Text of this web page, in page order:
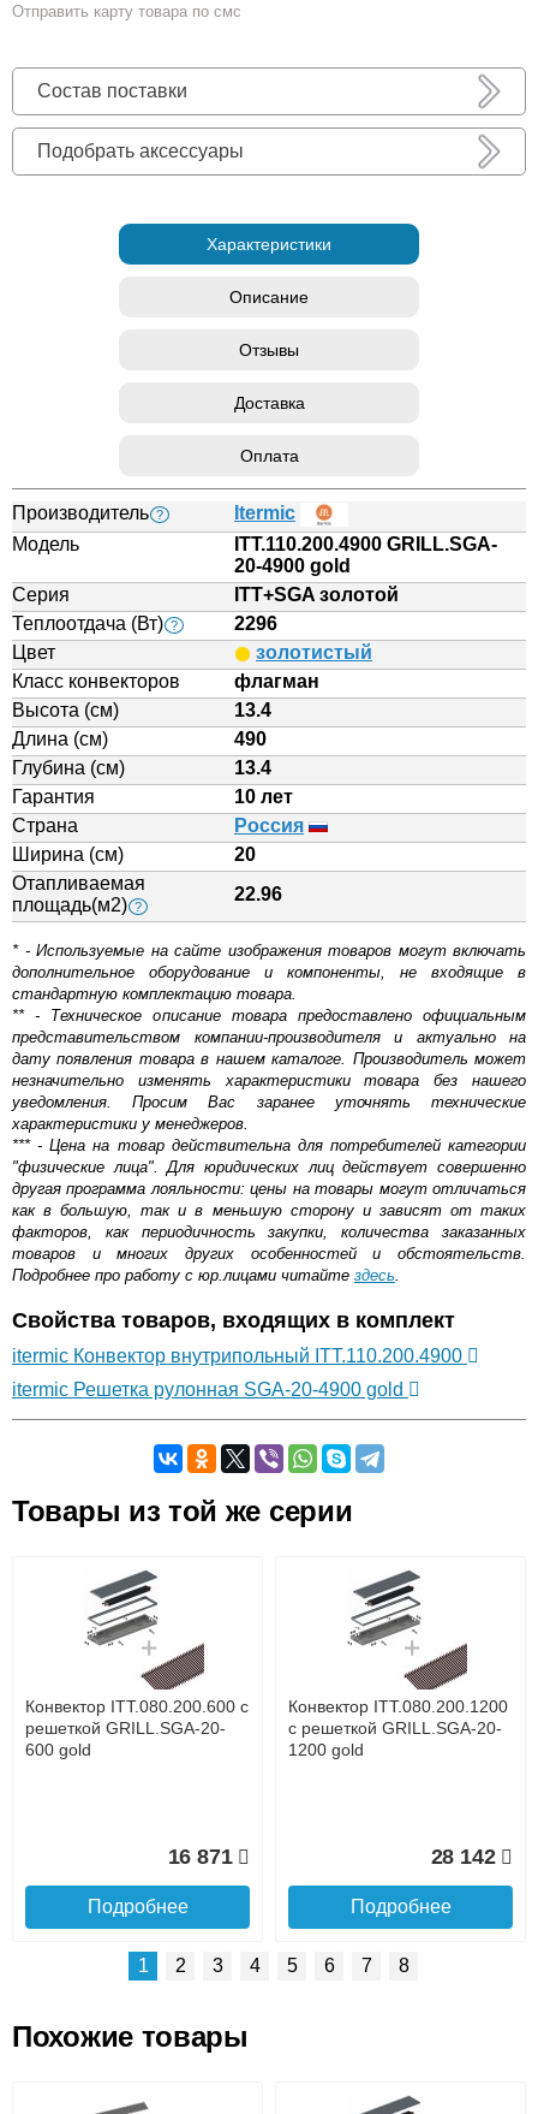
Отправить карту товара по смс
Состав поставки
Подобрать аксессуары
Характеристики
Описание
Отзывы
Доставка
Оплата
Производитель ?
Itermic
Модель
ITT.110.200.4900 GRILL.SGA-
20-4900 gold
Серия
ITT+SGA золотой
Теплоотдача (Вт) ?
2296
Цвет
золотистый
Класс конвекторов
флагман
Высота (см)
13.4
Длина (см)
490
Глубина (см)
13.4
Гарантия
10 лет
Страна
Россия
Ширина (см)
20
Отапливаемая
площадь(м2) ?
22.96
* - Используемые на сайте изображения товаров могут включать
дополнительное оборудование и компоненты, не входящие в
стандартную комплектацию товара.
** - Техническое описание товара предоставлено официальным
представительством компании-производителя и актуально на
дату появления товара в нашем каталоге. Производитель может
незначительно изменять характеристики товара без нашего
уведомления. Просим Вас заранее уточнять технические
характеристики у менеджеров.
*** - Цена на товар действительна для потребителей категории
"физические лица". Для юридических лиц действует совершенно
другая программа лояльности: цены на товары могут отличаться
как в большую, так и в меньшую сторону и зависят от таких
факторов, как периодичность закупки, количества заказанных
товаров и многих других особенностей и обстоятельств.
Подробнее про работу с юр.лицами читайте здесь.
Свойства товаров, входящих в комплект
itermic Конвектор внутрипольный ITT.110.200.4900
itermic Решетка рулонная SGA-20-4900 gold
Оставьте отзыв
Доставка сантехники по Москве и Московской области
Наличный расчёт
Банковской картой на сайте в режиме реального
времени
Банковской картой при получении товара как при
доставке, так и самовывозом
Интернет-деньгами (Yandex-деньги, Web-money,
Qiwi-кошельки и другие).
Безналичный расчёт (возможно и с НДС)
Товары из той же серии
Конвектор ITT.080.200.600 с
решеткой GRILL.SGA-20-
600 gold
16 871
Подробнее
Конвектор ITT.080.200.1200
с решеткой GRILL.SGA-20-
1200 gold
28 142
Подробнее
Конвектор ITT.080.200.1300 Конвектор ITT.080.200.1000
1 2 3 4 5 6 7 8
Похожие товары